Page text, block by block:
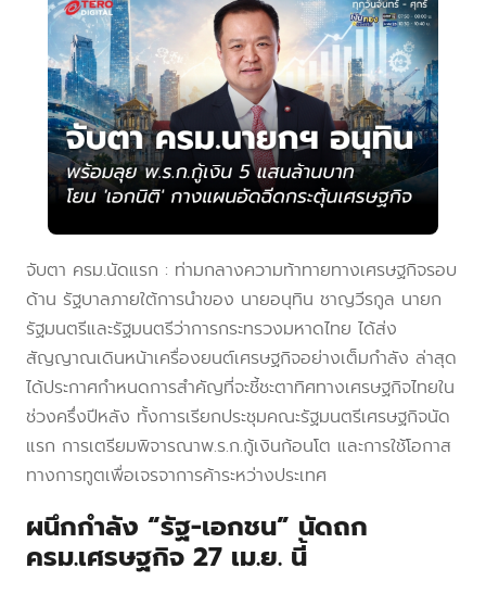
จับตา ครม.นัดแรก : ท่ามกลางความท้าทายทางเศรษฐกิจรอบ
ด้าน รัฐบาลภายใต้การนำของ นายอนุทิน ชาญวีรกูล นายก
รัฐมนตรีและรัฐมนตรีว่าการกระทรวงมหาดไทย ได้ส่ง
สัญญาณเดินหน้าเครื่องยนต์เศรษฐกิจอย่างเต็มกำลัง ล่าสุด
ได้ประกาศกำหนดการสำคัญที่จะชี้ชะตาทิศทางเศรษฐกิจไทยใน
ช่วงครึ่งปีหลัง ทั้งการเรียกประชุมคณะรัฐมนตรีเศรษฐกิจนัด
แรก การเตรียมพิจารณาพ.ร.ก.กู้เงินก้อนโต และการใช้โอกาส
ทางการทูตเพื่อเจรจาการค้าระหว่างประเทศ
ผนึกกำลัง “รัฐ-เอกชน” นัดถก
ครม.เศรษฐกิจ 27 เม.ย. นี้